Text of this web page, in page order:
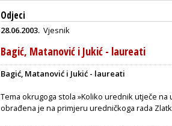
Odjeci
28.06.2003. Vjesnik
Bagić, Matanović i Jukić - laureati
Bagić, Matanović i Jukić - laureati
Tema okrugoga stola »Koliko urednik utječe
obrađena je na primjeru uredničkoga rada